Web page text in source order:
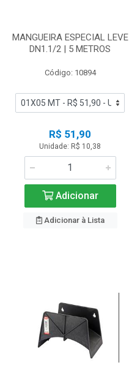
MANGUEIRA ESPECIAL LEVE
DN1.1/2 | 5 METROS
Código: 10894
R$ 51,90
Unidade: R$ 10,38
Adicionar
Adicionar à Lista